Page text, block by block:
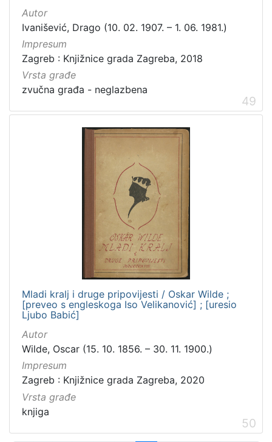
Autor
Ivanišević, Drago (10. 02. 1907. – 1. 06. 1981.)
Impresum
Zagreb : Knjižnice grada Zagreba, 2018
Vrsta građe
zvučna građa - neglazbena
49
Mladi kralj i druge pripovijesti / Oskar Wilde ;
[preveo s engleskoga Iso Velikanović] ; [uresio
Ljubo Babić]
Autor
Wilde, Oscar (15. 10. 1856. – 30. 11. 1900.)
Impresum
Zagreb : Knjižnice grada Zagreba, 2020
Vrsta građe
knjiga
50